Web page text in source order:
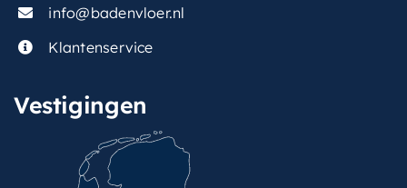
info@badenvloer.nl
Klantenservice
Vestigingen